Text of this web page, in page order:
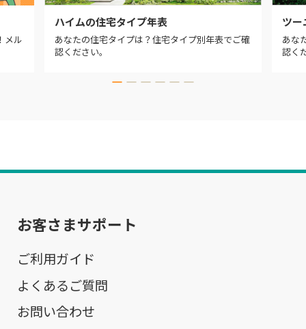
メル
ハイムの住宅タイプ年表
あなたの住宅タイプは？住宅タイプ別年表でご確
認ください。
ツー
あな
認く
お客さまサポート
ご利用ガイド
よくあるご質問
お問い合わせ